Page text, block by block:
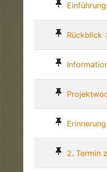
Rückblick
2. Termin